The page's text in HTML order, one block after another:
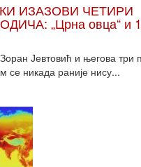
ИЗАЗОВИ ЧЕТИРИ
„Црна овца“ и
Јевтовић и његова три
се никада раније нису...